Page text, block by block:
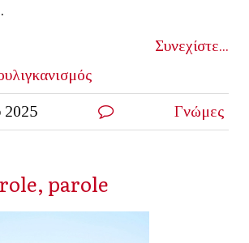
Συνεχίστε...
2025 Γνώμες
parole